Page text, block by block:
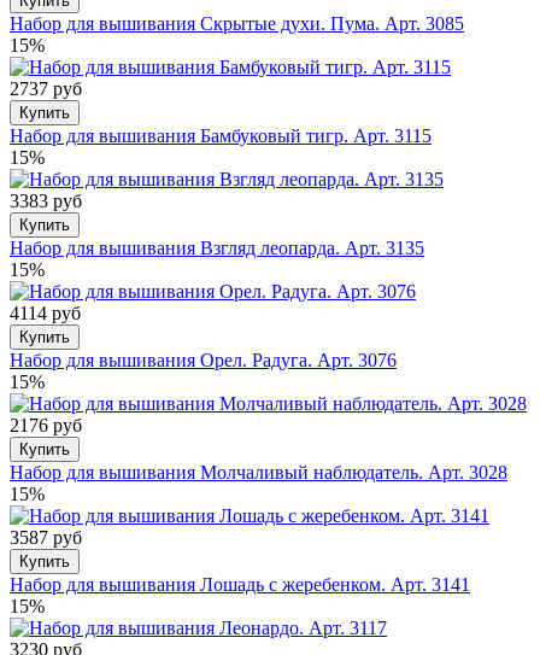
Набор для вышивания Скрытые духи. Пума. Арт. 3085
15%
2737 руб
Купить
Набор для вышивания Бамбуковый тигр. Арт. 3115
15%
3383 руб
Купить
Набор для вышивания Взгляд леопарда. Арт. 3135
15%
4114 руб
Купить
Набор для вышивания Орел. Радуга. Арт. 3076
15%
2176 руб
Купить
Набор для вышивания Молчаливый наблюдатель. Арт. 3028
15%
3587 руб
Купить
Набор для вышивания Лошадь с жеребенком. Арт. 3141
15%
3230 руб